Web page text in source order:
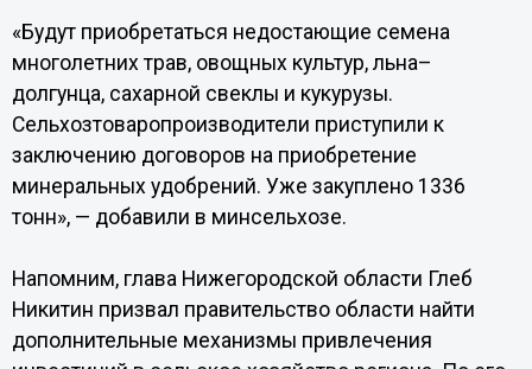
«Будут приобретаться недостающие семена
многолетних трав, овощных культур, льна–
долгунца, сахарной свеклы и кукурузы.
Сельхозтоваропроизводители приступили к
заключению договоров на приобретение
минеральных удобрений. Уже закуплено 1336
тонн», — добавили в минсельхозе.
Напомним, глава Нижегородской области Глеб
Никитин призвал правительство области найти
дополнительные механизмы привлечения